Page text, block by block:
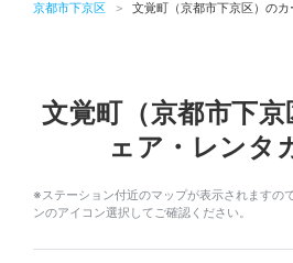
京都市下京区
文覚町（京都市下京区）の
文覚町（京都市下
ェア・レンタ
※ステーション付近のマップが表示されますの
ンのアイコン選択してご確認ください。
特集
アプリの使い方